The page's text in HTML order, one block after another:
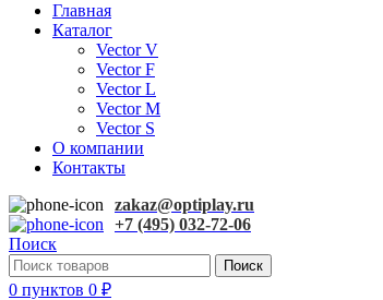
Главная
Каталог
Vector V
Vector F
Vector L
Vector M
Vector S
О компании
Контакты
zakaz@optiplay.ru
+7 (495) 032-72-06
Поиск
Поиск
0 пунктов 0 ₽